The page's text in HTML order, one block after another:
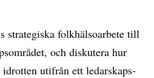
strategiska folkhälsoarbete till
och diskutera hur
utifrån ett ledarskaps-